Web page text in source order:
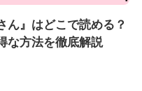
ん』はどこで読める？
な方法を徹底解説